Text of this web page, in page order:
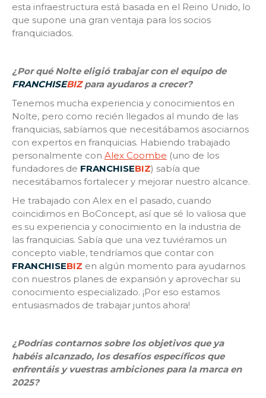
esta infraestructura está basada en el Reino Unido, lo
que supone una gran ventaja para los socios
franquiciados.
¿Por qué Nolte eligió trabajar con el equipo de
FRANCHISEBIZpara ayudaros a crecer?
Tenemos mucha experiencia y conocimientos en
Nolte, pero como recién llegados al mundo de las
franquicias, sabíamos que necesitábamos asociarnos
con expertos en franquicias. Habiendo trabajado
personalmente con Alex Coombe (uno de los
fundadores de FRANCHISEBIZ) sabía que
necesitábamos fortalecer y mejorar nuestro alcance.
He trabajado con Alex en el pasado, cuando
coincidimos en BoConcept, así que sé lo valiosa que
es su experiencia y conocimiento en la industria de
las franquicias. Sabía que una vez tuviéramos un
concepto viable, tendríamos que contar con
FRANCHISEBIZ en algún momento para ayudarnos
con nuestros planes de expansión y aprovechar su
conocimiento especializado. ¡Por eso estamos
entusiasmados de trabajar juntos ahora!
¿Podrías contarnos sobre los objetivos que ya
habéis alcanzado, los desafíos específicos que
enfrentáis y vuestras ambiciones para la marca en
2025?